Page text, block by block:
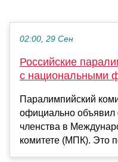
02:00, 29 Сен
Российские
с национальными
Паралимпийский
официально объявил
членства в
комитете (МПК). Это